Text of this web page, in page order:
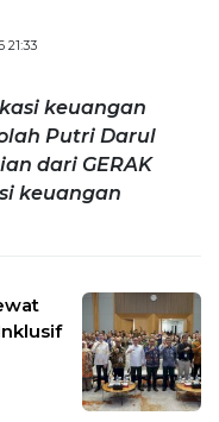
21:33
keuangan
Putri Darul
dari GERAK
keuangan